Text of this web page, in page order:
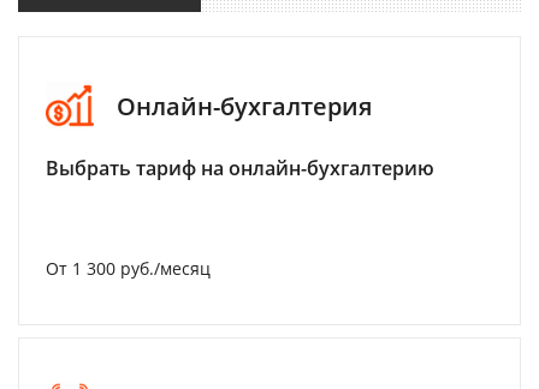
Онлайн-бухгалтерия
Выбрать тариф на онлайн-бухгалтерию
От 1 300 руб./месяц